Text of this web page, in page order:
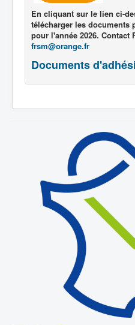
En cliquant sur le lien ci-
télécharger les documents
pour l'année 2026. Contact
frsm@orange.fr
Documents